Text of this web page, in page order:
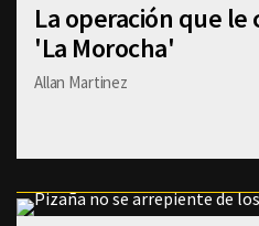
La operación que le
'La Morocha'
Allan Martinez